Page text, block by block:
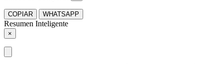
COPIAR WHATSAPP
Resumen Inteligente
×